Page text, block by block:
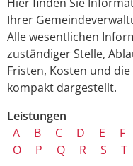
Ihrer
Alle wesentlichen
zuständiger Stelle,
Fristen, Kosten und
kompakt dargestellt.
Leistungen
A
B C D E F
O
P Q R S T